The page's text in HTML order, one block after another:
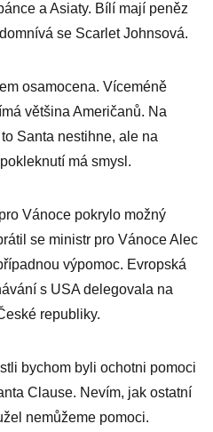
a Asiaty. Bílí mají peněz
se Scarlet Johnsová.
osamocena. Víceméně
většina Američanů. Na
Santa nestihne, ale na
má smysl.
Vánoce pokrylo možný
se ministr pro Vánoce Alec
výpomoc. Evropská
s USA delegovala na
republiky.
bychom byli ochotni pomoci
Clause. Nevím, jak ostatní
nemůžeme pomoci.